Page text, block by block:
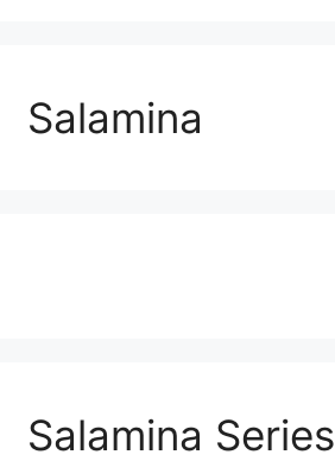
Salamina
Salamina Series